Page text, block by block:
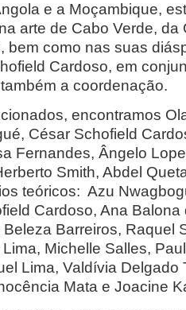
e a Moçambique,
arte de Cabo Verde,
bem como nas suas
Cardoso, em
a coordenação.
encontramos
César Schofield
Fernandes, Ângelo
Smith, Abdel
teóricos: Azu
Cardoso, Ana Balona
Barreiros, Raquel
Michelle Salles,
Lima, Valdívia Delgado
Mata e Joacine